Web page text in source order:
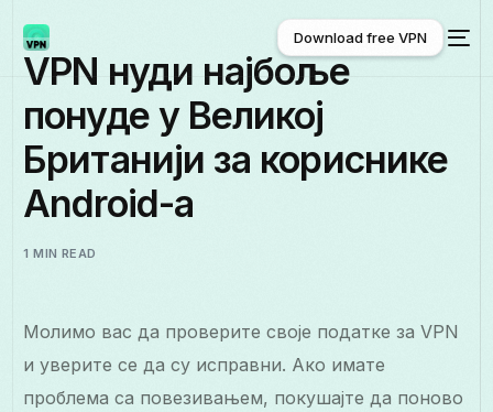
Download free VPN
Download free VPN
VPN нуди најбоље
понуде у Великој
Британији за кориснике
Android-а
1 MIN READ
Молимо вас да проверите своје податке за VPN
и уверите се да су исправни. Ако имате
проблема са повезивањем, покушајте да поново